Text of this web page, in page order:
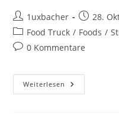
1uxbacher
28.
Food Truck / Foods /
0 Kommentare
Weiterlesen